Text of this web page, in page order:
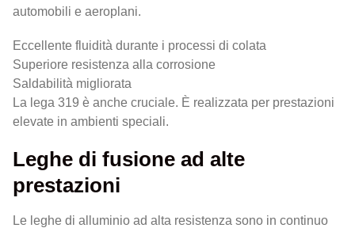
automobili e aeroplani.
Eccellente fluidità durante i processi di colata
Superiore resistenza alla corrosione
Saldabilità migliorata
La lega 319 è anche cruciale. È realizzata per prestazioni
elevate in ambienti speciali.
Leghe di fusione ad alte
prestazioni
Le leghe di alluminio ad alta resistenza sono in continuo